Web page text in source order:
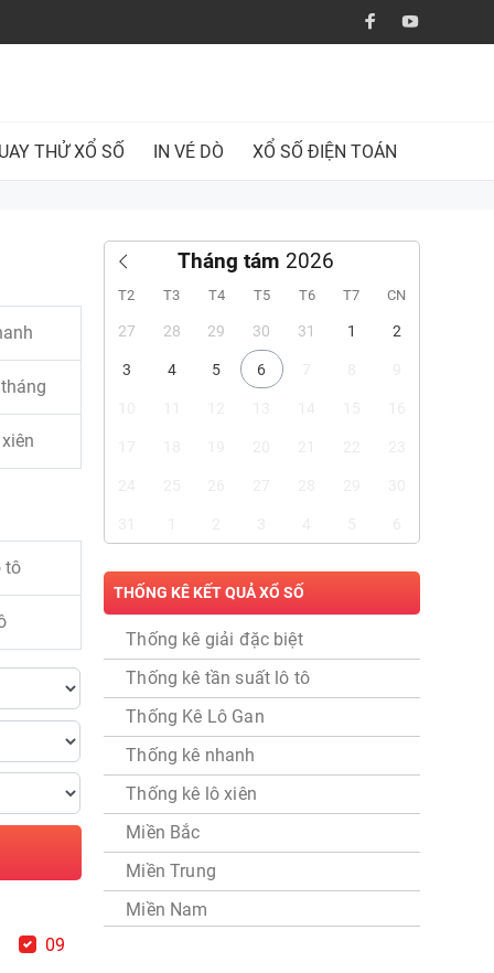
THỬ XỔ SỐ IN VÉ DÒ XỔ SỐ ĐIỆN TOÁN
tô
09
Tháng tám
T2 T3 T4 T5 T6 T7 CN
27 28 29 30 31 1 2
3 4 5 6
THỐNG KÊ KẾT QUẢ XỔ SỐ
Thống kê giải đặc biệt
Thống kê tần suất lô tô
Thống Kê Lô Gan
Thống kê nhanh
Thống kê lô xiên
Miền Bắc
Miền Trung
Miền Nam